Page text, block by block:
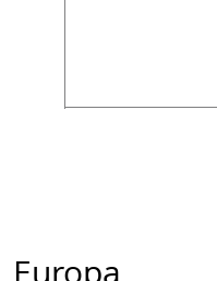
Europa